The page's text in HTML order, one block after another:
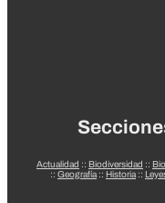
Actualidad :: Biodiversidad ::
:: Geografía:: Historia::